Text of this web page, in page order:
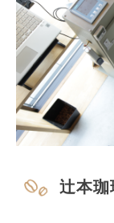
辻本珈